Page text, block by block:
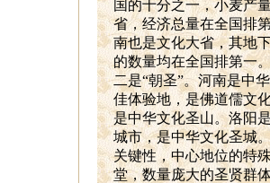
国的十分之一，小麦产
省，经济总量在全国排
南也是文化大省，其地
的数量均在全国排第一
二是“朝圣”。河南是中
佳体验地，是佛道儒文
是中华文化圣山。洛阳
城市，是中华文化圣城
关键性，中心地位的特
堂，数量庞大的圣贤群